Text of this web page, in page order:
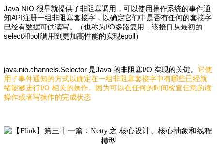
Java NIO 很早就提供了非阻塞调用，可以使用操作系统的事件通
知API注册一组非阻塞套接字，以确定它们中是否有任何的套接字
已经有数据可供读写。（也称为I/O多路复用，该接口从最初的
select和poll调用到更加高性能的实现epoll）
java.nio.channels.Selector 是Java 的非阻塞I/O 实现的关键。 它使
用了事件通知的方式以确定在一组非阻塞套接字中有哪些已经就
绪能够进行I/O 相关的操作。 因为可以在任何的时间检查任意的读
操作或者写操作的完成状态